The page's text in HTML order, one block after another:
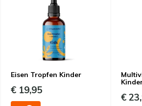
Eisen Tropfen Kinder
€ 19,95
€